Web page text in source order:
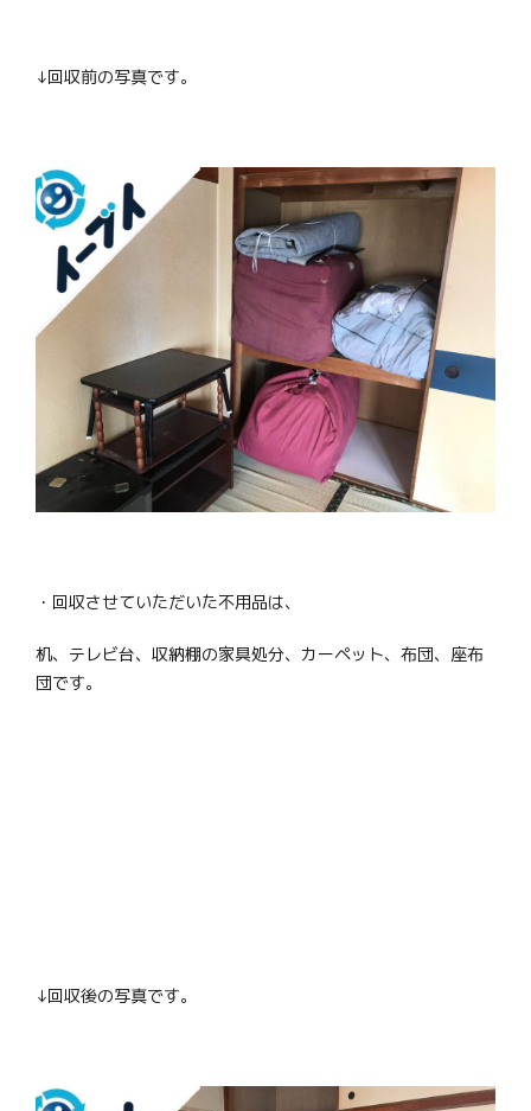
↓回収前の写真です。
・回収させていただいた不用品は、
机、テレビ台、収納棚の家具処分、カーペット、布団、座布
団です。
↓回収後の写真です。